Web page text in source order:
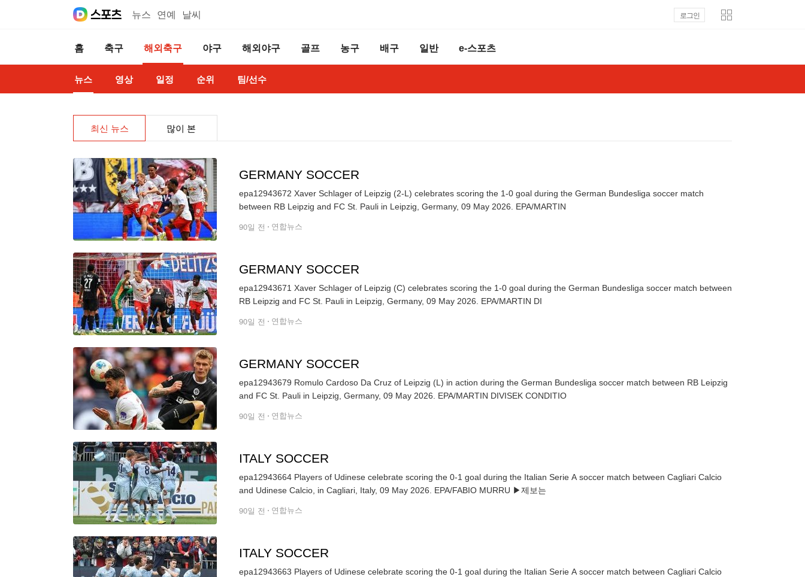
뉴스 연예 날씨 로그인
홈 축구 해외축구 야구 해외야구 골프 농구 배구 일반 e-스포츠
뉴스 영상 일정 순위 팀/선수
최신 뉴스 많이 본
GERMANY SOCCER
epa12943672 Xaver Schlager of Leipzig (2-L) celebrates scoring the 1-0 goal during the German Bundesliga soccer match
between RB Leipzig and FC St. Pauli in Leipzig, Germany, 09 May 2026. EPA/MARTIN
90일 전 연합뉴스
GERMANY SOCCER
epa12943671 Xaver Schlager of Leipzig (C) celebrates scoring the 1-0 goal during the German Bundesliga soccer match between
RB Leipzig and FC St. Pauli in Leipzig, Germany, 09 May 2026. EPA/MARTIN DI
90일 전 연합뉴스
GERMANY SOCCER
epa12943679 Romulo Cardoso Da Cruz of Leipzig (L) in action during the German Bundesliga soccer match between RB Leipzig
and FC St. Pauli in Leipzig, Germany, 09 May 2026. EPA/MARTIN DIVISEK CONDITIO
90일 전 연합뉴스
ITALY SOCCER
epa12943664 Players of Udinese celebrate scoring the 0-1 goal during the Italian Serie A soccer match between Cagliari Calcio
and Udinese Calcio, in Cagliari, Italy, 09 May 2026. EPA/FABIO MURRU ▶제보는
90일 전 연합뉴스
ITALY SOCCER
epa12943663 Players of Udinese celebrate scoring the 0-1 goal during the Italian Serie A soccer match between Cagliari Calcio